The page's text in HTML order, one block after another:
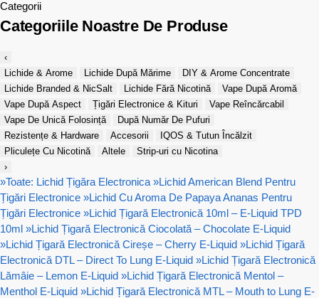
Categorii
Categoriile Noastre De Produse
‹
Lichide & Arome
Lichide După Mărime
DIY & Arome Concentrate
Lichide Branded & NicSalt
Lichide Fără Nicotină
Vape După Aromă
Vape După Aspect
Țigări Electronice & Kituri
Vape Reîncărcabil
Vape De Unică Folosință
După Număr De Pufuri
Rezistențe & Hardware
Accesorii
IQOS & Tutun Încălzit
Pliculețe Cu Nicotină
Altele
Strip-uri cu Nicotina
›
»Toate: Lichid Țigăra Electronica »Lichid American Blend Pentru
Țigări Electronice »Lichid Cu Aroma De Papaya Ananas Pentru
Țigări Electronice »Lichid Țigară Electronică 10ml – E-Liquid TPD
10ml »Lichid Țigară Electronică Ciocolată – Chocolate E-Liquid
»Lichid Țigară Electronică Cireșe – Cherry E-Liquid »Lichid Țigară
Electronică DTL – Direct To Lung E-Liquid »Lichid Țigară Electronică
Lămâie – Lemon E-Liquid »Lichid Țigară Electronică Mentol –
Menthol E-Liquid »Lichid Țigară Electronică MTL – Mouth to Lung E-